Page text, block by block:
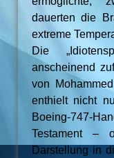
dauerten die
extreme
Die
anscheinend
von
enthielt nicht
Boeing-747-
Testament –
Darstellung in